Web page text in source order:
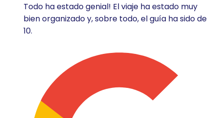
Todo ha estado genial! El viaje ha estado muy
bien organizado y, sobre todo, el guía ha sido de
10.